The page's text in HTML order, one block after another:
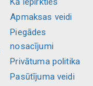
Apmaksas veidi
Piegādes
nosacījumi
Privātuma politika
Pasūtījuma veidi